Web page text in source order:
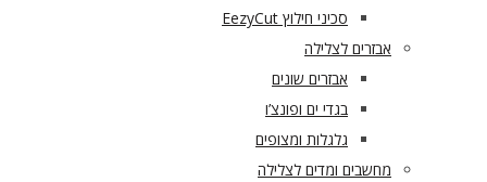
סכיני חילוץ EezyCut
אבזרים לצלילה
אבזרים שונים
בגדי ים ופונצ’ו
גלגלות ומצופים
מחשבים ומדים לצלילה